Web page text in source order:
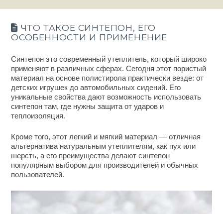
ЧТО ТАКОЕ СИНТЕПОН, ЕГО
ОСОБЕННОСТИ И ПРИМЕНЕНИЕ
Синтепон это современный утеплитель, который широко
применяют в различных сферах. Сегодня этот пористый
материал на основе полистирола практически везде: от
детских игрушек до автомобильных сидений. Его
уникальные свойства дают возможность использовать
синтепон там, где нужны защита от ударов и
теплоизоляция.
Кроме того, этот легкий и мягкий материал — отличная
альтернатива натуральным утеплителям, как пух или
шерсть, а его преимущества делают синтепон
популярным выбором для производителей и обычных
пользователей.